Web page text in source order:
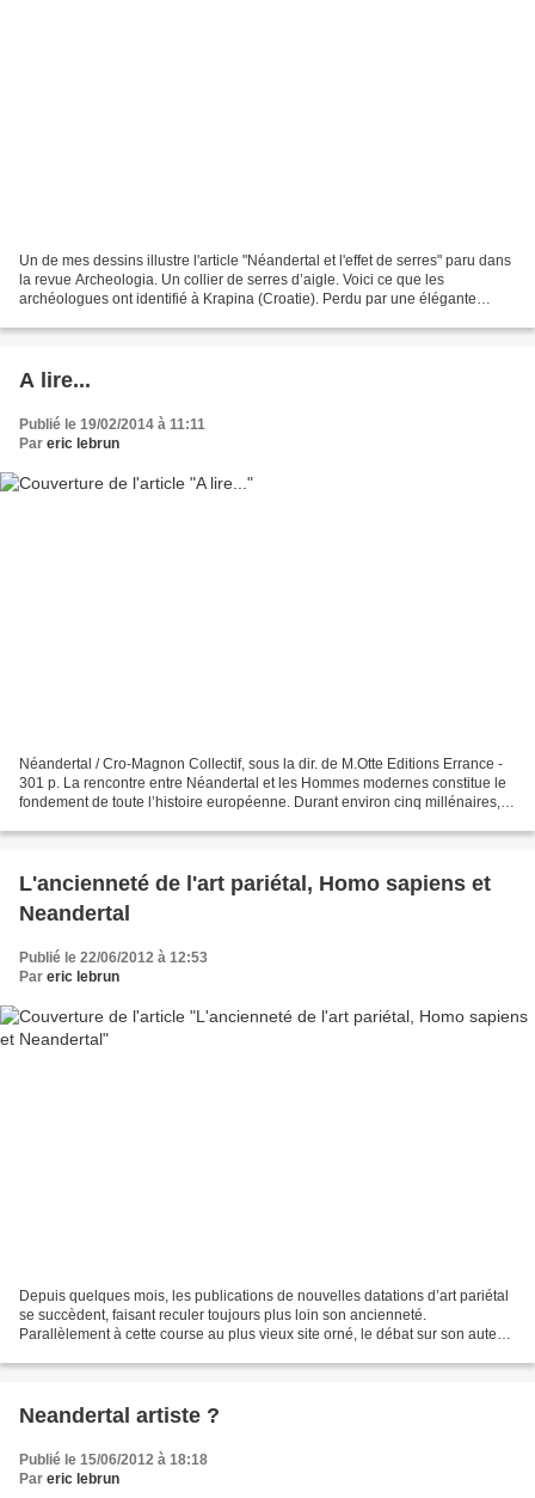
Un de mes dessins illustre l'article "Néandertal et l'effet de serres" paru dans
la revue Archeologia. Un collier de serres d’aigle. Voici ce que les
archéologues ont identifié à Krapina (Croatie). Perdu par une élégante
A lire...
Publié le 19/02/2014 à 11:11
Par eric lebrun
Néandertal / Cro-Magnon Collectif, sous la dir. de M.Otte Editions Errance -
301 p. La rencontre entre Néandertal et les Hommes modernes constitue le
fondement de toute l’histoire européenne. Durant environ cinq millénaires, le
L'ancienneté de l'art pariétal, Homo sapiens et
Neandertal
Publié le 22/06/2012 à 12:53
Par eric lebrun
Depuis quelques mois, les publications de nouvelles datations d’art pariétal
se succèdent, faisant reculer toujours plus loin son ancienneté.
Parallèlement à cette course au plus vieux site orné, le débat sur son auteur
Neandertal artiste ?
Publié le 15/06/2012 à 18:18
Par eric lebrun